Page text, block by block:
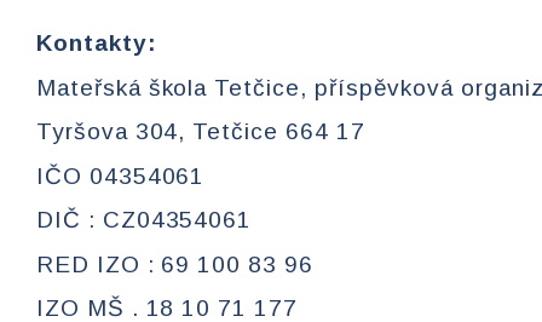
Kontakty:
Mateřská škola Tetčice, příspěvková
Tyršova 304, Tetčice 664 17
IČO 04354061
DIČ : CZ04354061
RED IZO : 69 100 83 96
IZO MŠ . 18 10 71 177